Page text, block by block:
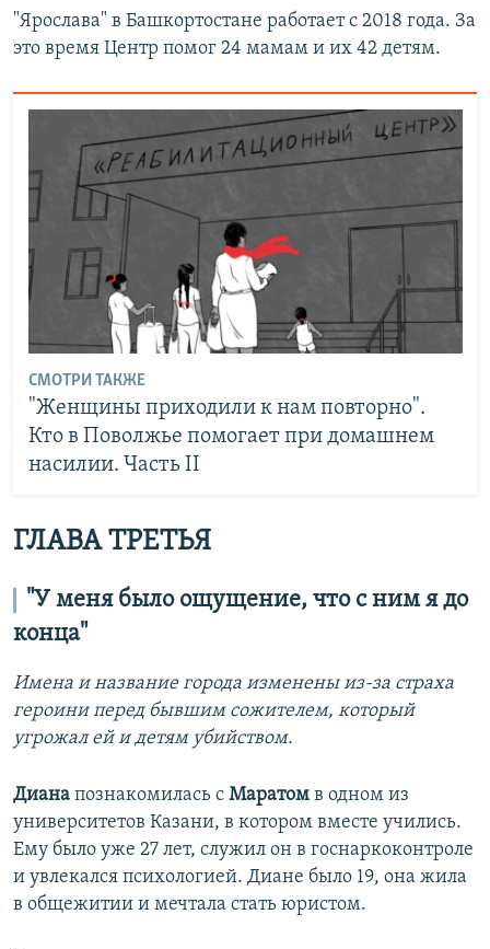
"Ярослава" в Башкортостане работает с 2018 года. За
это время Центр помог 24 мамам и их 42 детям.
СМОТРИ ТАКЖЕ
"Женщины приходили к нам повторно".
Кто в Поволжье помогает при домашнем
насилии. Часть II
ГЛАВА ТРЕТЬЯ
"У меня было ощущение, что с ним я до
конца"
Имена и название города изменены из-за страха
героини перед бывшим сожителем, который
угрожал ей и детям убийством.
Диана познакомилась с Маратом в одном из
университетов Казани, в котором вместе учились.
Ему было уже 27 лет, служил он в госнаркоконтроле
и увлекался психологией. Диане было 19, она жила
в общежитии и мечтала стать юристом.